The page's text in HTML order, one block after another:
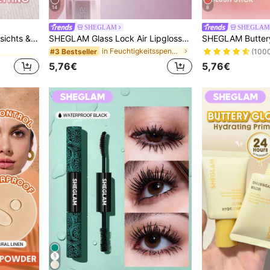
SHEGLAM Insta-Ready Gesichts & Augenpartie Fixierpuder Duo-Bubblegum Marken-SchöNheit Kosmetik Make-Up FüR Frauen Und MäDchen
14
SHEGLAM
SHEGLAM Glass Lock Air Lipgloss-Strawberry Milk Marken-Schönheit Kosmetik Make-up für Frauen und Mädchen
#3 Bestseller in Feuchtigkeitsspendend Lipgloss
5,76€
8
SHEGLAM
5,76€